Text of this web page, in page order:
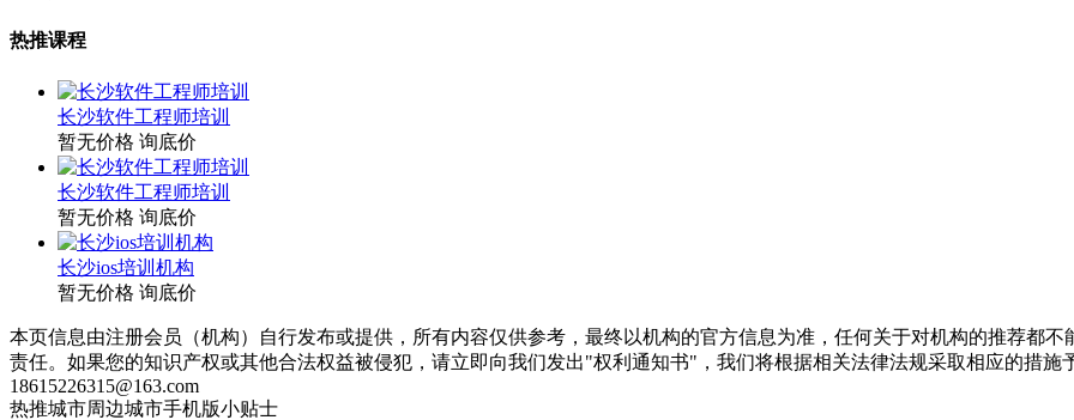
热推课程
长沙软件工程师培训
暂无价格 询底价
长沙软件工程师培训
暂无价格 询底价
长沙ios培训机构
暂无价格 询底价
本页信息由注册会员（机构）自行发布或提供，所有内容仅供参考，最终以机构的官方信息为准，任何关于对机构的推荐都
责任。如果您的知识产权或其他合法权益被侵犯，请立即向我们发出"权利通知书"，我们将根据相关法律法规采取相应的措
18615226315@163.com
热推城市周边城市手机版小贴士